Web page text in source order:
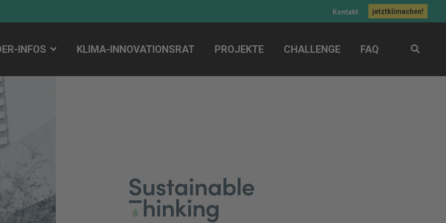
Kontakt jetztklimachen!
INFOS KLIMA-INNOVATIONSRAT PROJEKTE CHALLENGE FAQ